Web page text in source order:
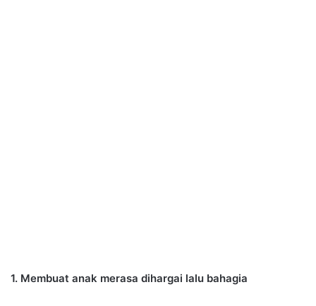
1. Membuat anak merasa dihargai lalu bahagia